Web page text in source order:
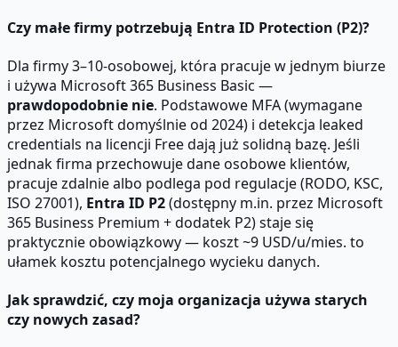
Czy małe firmy potrzebują Entra ID Protection (P2)?
Dla firmy 3–10-osobowej, która pracuje w jednym biurze
i używa Microsoft 365 Business Basic —
prawdopodobnie nie. Podstawowe MFA (wymagane
przez Microsoft domyślnie od 2024) i detekcja leaked
credentials na licencji Free dają już solidną bazę. Jeśli
jednak firma przechowuje dane osobowe klientów,
pracuje zdalnie albo podlega pod regulacje (RODO, KSC,
ISO 27001), Entra ID P2(dostępny m.in. przez Microsoft
365 Business Premium + dodatek P2) staje się
praktycznie obowiązkowy — koszt ~9 USD/u/mies. to
ułamek kosztu potencjalnego wycieku danych.
Jak sprawdzić, czy moja organizacja używa starych
czy nowych zasad?